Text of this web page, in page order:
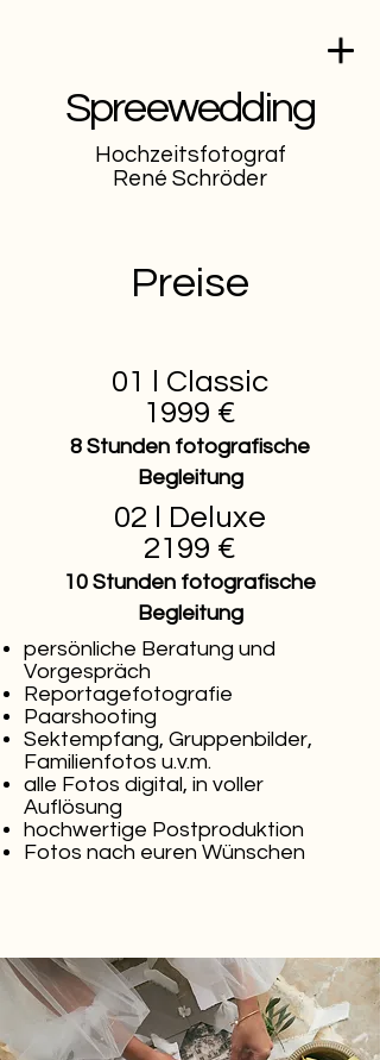
Spreewedding
Hochzeitsfotograf
René Schröder
Preise
01 l Classic
1999 €
8 Stunden fotografische
Begleitung
02 l Deluxe
2199 €
10 Stunden fotografische
Begleitung
persönliche Beratung und
Vorgespräch
Reportagefotografie
Paarshooting
Sektempfang, Gruppenbilder,
Familienfotos u.v.m.
alle Fotos digital, in voller
Auflösung
hochwertige Postproduktion
Fotos nach euren Wünschen